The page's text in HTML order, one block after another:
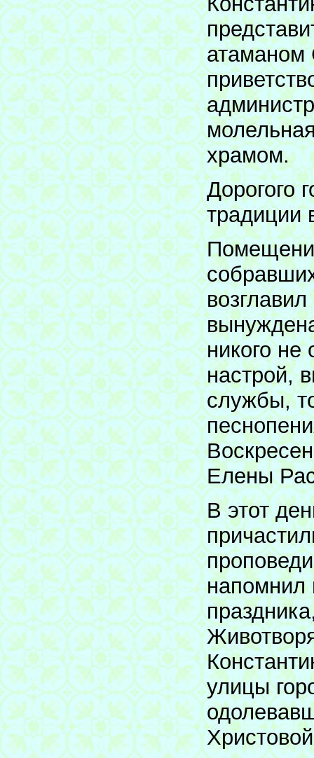
атаманом
храмом.
Дорогого
традиции
никого не
настрой,
службы,
Елены
В этот
напомнил
улицы